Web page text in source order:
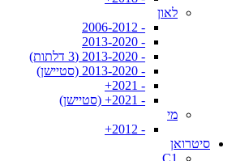
לאון
- 2006-2012
- 2013-2020
- 2013-2020 (3 דלתות)
- 2013-2020 (סטיישן)
- 2021+
- 2021+ (סטיישן)
מי
- 2012+
סיטרואן
C1